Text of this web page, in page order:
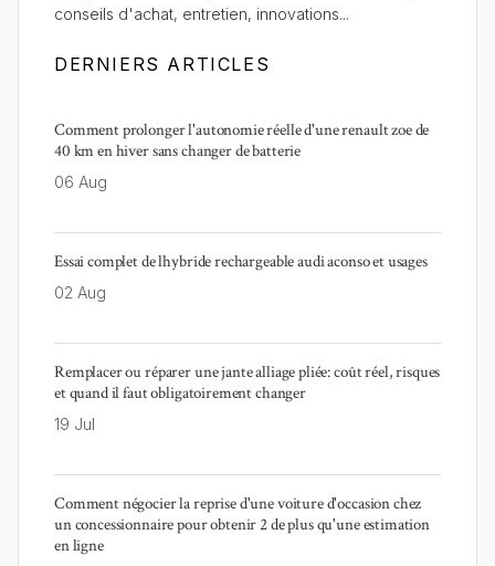
conseils d'achat, entretien, innovations...
DERNIERS ARTICLES
Comment prolonger l'autonomie réelle d'une renault zoe de
40 km en hiver sans changer de batterie
06 Aug
Essai complet de lhybride rechargeable audi aconso et usages
02 Aug
Remplacer ou réparer une jante alliage pliée: coût réel, risques
et quand il faut obligatoirement changer
19 Jul
Comment négocier la reprise d'une voiture d'occasion chez
un concessionnaire pour obtenir 2 de plus qu'une estimation
en ligne